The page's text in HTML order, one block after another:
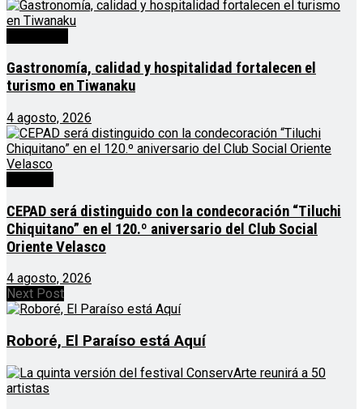
Gastronomía, calidad y hospitalidad fortalecen el
turismo en Tiwanaku
4 agosto, 2026
CEPAD será distinguido con la condecoración “Tiluchi
Chiquitano” en el 120.º aniversario del Club Social
Oriente Velasco
4 agosto, 2026
Next Post
Roboré, El Paraíso está Aquí